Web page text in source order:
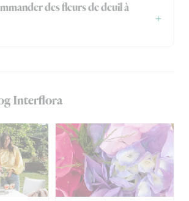
des fleurs de deuil à
Interflora